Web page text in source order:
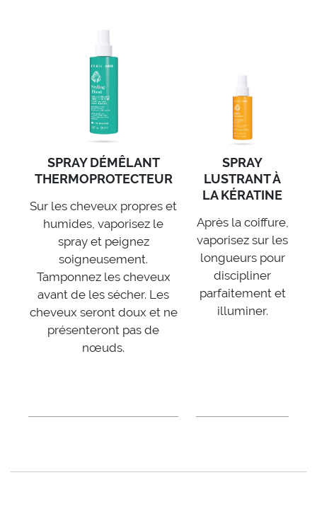
SPRAY DÉMÊLANT
THERMOPROTECTEUR
Sur les cheveux propres et
humides, vaporisez le
spray et peignez
soigneusement.
Tamponnez les cheveux
avant de les sécher. Les
cheveux seront doux et ne
présenteront pas de
nœuds.
SPRAY
LUSTRANT À
LA KÉRATINE
Après la coiffure,
vaporisez sur les
longueurs pour
discipliner
parfaitement et
illuminer.